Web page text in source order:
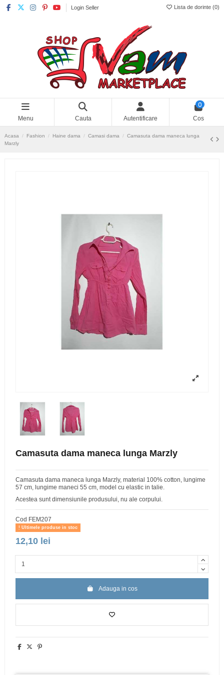
Login Seller Lista de dorinte (0)
Menu Cauta Autentificare
0
Cos
Acasa Fashion Haine dama Camasi dama
Camasuta dama maneca lunga
Marzly
Camasuta dama maneca lunga Marzly
Camasuta dama maneca lunga Marzly, material 100% cotton, lungime
57 cm, lungime maneci 55 cm, model cu elastic in talie.
Acestea sunt dimensiunile produsului, nu ale corpului.
Cod FEM207
Ultimele produse in stoc
12,10 lei
Adauga in cos